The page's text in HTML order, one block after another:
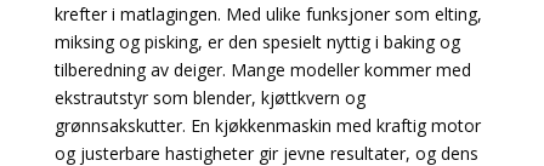
krefter i matlagingen. Med ulike funksjoner som elting,
miksing og pisking, er den spesielt nyttig i baking og
tilberedning av deiger. Mange modeller kommer med
ekstrautstyr som blender, kjøttkvern og
grønnsakskutter. En kjøkkenmaskin med kraftig motor
og justerbare hastigheter gir jevne resultater, og dens